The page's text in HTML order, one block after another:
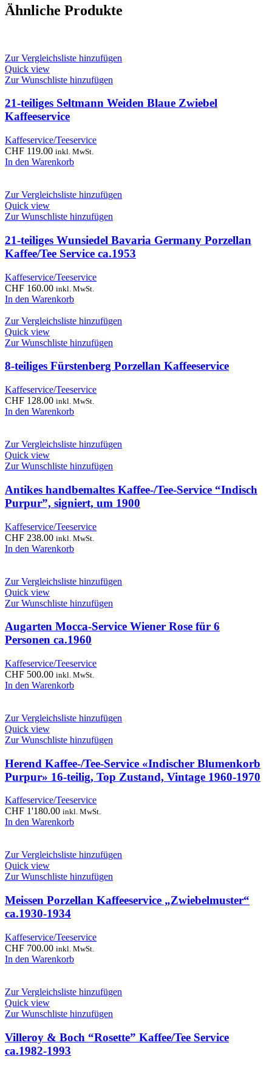
Ähnliche Produkte
Zur Vergleichsliste hinzufügen
Quick view
Zur Wunschliste hinzufügen
21-teiliges Seltmann Weiden Blaue Zwiebel
Kaffeeservice
Kaffeservice/Teeservice
CHF 119.00 inkl. MwSt.
In den Warenkorb
Zur Vergleichsliste hinzufügen
Quick view
Zur Wunschliste hinzufügen
21-teiliges Wunsiedel Bavaria Germany Porzellan
Kaffee/Tee Service ca.1953
Kaffeservice/Teeservice
CHF 160.00 inkl. MwSt.
In den Warenkorb
Zur Vergleichsliste hinzufügen
Quick view
Zur Wunschliste hinzufügen
8-teiliges Fürstenberg Porzellan Kaffeeservice
Kaffeservice/Teeservice
CHF 128.00 inkl. MwSt.
In den Warenkorb
Zur Vergleichsliste hinzufügen
Quick view
Zur Wunschliste hinzufügen
Antikes handbemaltes Kaffee-/Tee-Service “Indisch
Purpur”, signiert, um 1900
Kaffeservice/Teeservice
CHF 238.00 inkl. MwSt.
In den Warenkorb
Zur Vergleichsliste hinzufügen
Quick view
Zur Wunschliste hinzufügen
Augarten Mocca‑Service Wiener Rose für 6
Personen ca.1960
Kaffeservice/Teeservice
CHF 500.00 inkl. MwSt.
In den Warenkorb
Zur Vergleichsliste hinzufügen
Quick view
Zur Wunschliste hinzufügen
Herend Kaffee-/Tee-Service «Indischer Blumenkorb
Purpur» 16-teilig, Top Zustand, Vintage 1960-1970
Kaffeservice/Teeservice
CHF 1'180.00 inkl. MwSt.
In den Warenkorb
Zur Vergleichsliste hinzufügen
Quick view
Zur Wunschliste hinzufügen
Meissen Porzellan Kaffeeservice „Zwiebelmuster“
ca.1930-1934
Kaffeservice/Teeservice
CHF 700.00 inkl. MwSt.
In den Warenkorb
Zur Vergleichsliste hinzufügen
Quick view
Zur Wunschliste hinzufügen
Villeroy & Boch “Rosette” Kaffee/Tee Service
ca.1982-1993